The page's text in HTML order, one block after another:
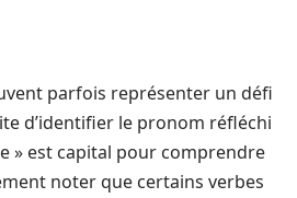
parfois représenter un défi
d’identifier le pronom réfléchi
» est capital pour comprendre
noter que certains verbes